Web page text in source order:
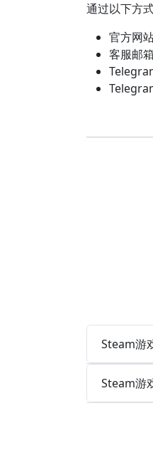
通过以下方
官方网
客服邮
Steam游
Steam游